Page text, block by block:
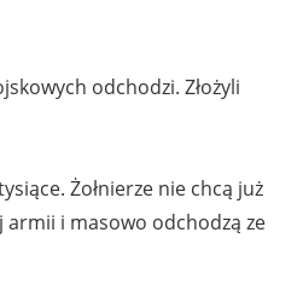
odchodzi. Złożyli
Żołnierze nie chcą już
armii i masowo odchodzą ze